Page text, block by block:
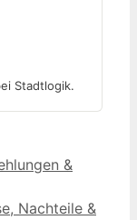
Stadtlogik.
&
Nachteile &